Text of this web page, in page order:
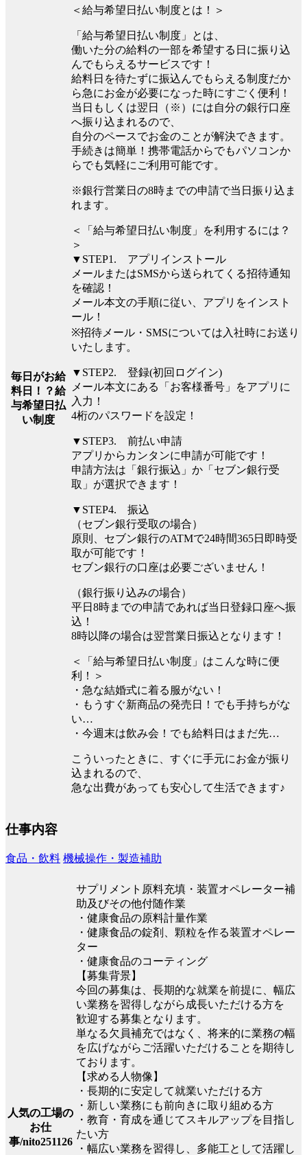
毎日がお給
料日！？給
与希望日払
い制度
＜給与希望日払い制度とは！＞
「給与希望日払い制度」とは、
働いた分の給料の一部を希望する日に振り込
んでもらえるサービスです！
給料日を待たずに振込んでもらえる制度だか
ら急にお金が必要になった時にすごく便利！
当日もしくは翌日（※）には自分の銀行口座
へ振り込まれるので、
自分のペースでお金のことが解決できます。
手続きは簡単！携帯電話からでもパソコンか
らでも気軽にご利用可能です。
※銀行営業日の8時までの申請で当日振り込ま
れます。
＜「給与希望日払い制度」を利用するには？
＞
▼STEP1. アプリインストール
メールまたはSMSから送られてくる招待通知
を確認！
メール本文の手順に従い、アプリをインスト
ール！
※招待メール・SMSについては入社時にお送り
いたします。
▼STEP2. 登録(初回ログイン)
メール本文にある「お客様番号」をアプリに
入力！
4桁のパスワードを設定！
▼STEP3. 前払い申請
アプリからカンタンに申請が可能です！
申請方法は「銀行振込」か「セブン銀行受
取」が選択できます！
▼STEP4. 振込
（セブン銀行受取の場合）
原則、セブン銀行のATMで24時間365日即時受
取が可能です！
セブン銀行の口座は必要ございません！
（銀行振り込みの場合）
平⽇8時までの申請であれば当⽇登録口座へ振
込！
8時以降の場合は翌営業⽇振込となります！
＜「給与希望日払い制度」はこんな時に便
利！＞
・急な結婚式に着る服がない！
・もうすぐ新商品の発売日！でも手持ちがな
い…
・今週末は飲み会！でも給料日はまだ先…
こういったときに、すぐに手元にお金が振り
込まれるので、
急な出費があっても安心して生活できます♪
仕事内容
食品・飲料 機械操作・製造補助
人気の工場の
お仕
事/nito251126
サプリメント原料充填・装置オペレーター補
助及びその他付随作業
・健康食品の原料計量作業
・健康食品の錠剤、顆粒を作る装置オペレー
ター
・健康食品のコーティング
【募集背景】
今回の募集は、長期的な就業を前提に、幅広
い業務を習得しながら成長いただける方を
歓迎する募集となります。
単なる欠員補充ではなく、将来的に業務の幅
を広げながらご活躍いただけることを期待し
ております。
【求める人物像】
・長期的に安定して就業いただける方
・新しい業務にも前向きに取り組める方
・教育・育成を通じてスキルアップを目指し
たい方
・幅広い業務を習得し、多能工として活躍し